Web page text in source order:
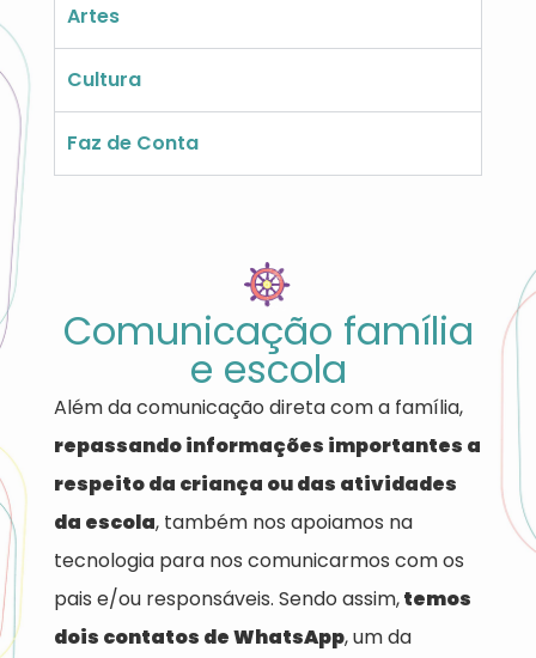
Artes
Cultura
Faz de Conta
Comunicação família
e escola
Além da comunicação direta com a família,
repassando informações importantes a
respeito da criança ou das atividades
da escola, também nos apoiamos na
tecnologia para nos comunicarmos com os
pais e/ou responsáveis. Sendo assim,temos
dois contatos de WhatsApp, um da